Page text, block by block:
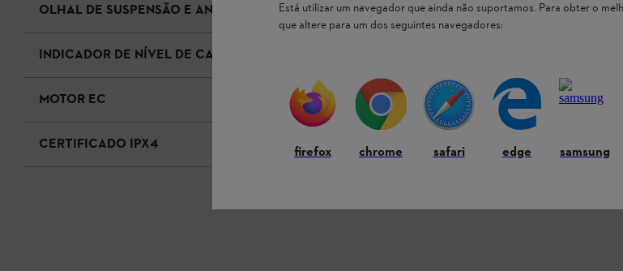
OLHAL DE SUSPENSÃO E ANEL DE SOBRECARGA
INDICADOR DE NÍVEL DE CARGA LED
MOTOR EC
CERTIFICADO IPX4
Está utilizar um navegador que ainda não suportamos. Para obter o
que altere para um dos seguintes navegadores:
firefox chrome safari edge samsung